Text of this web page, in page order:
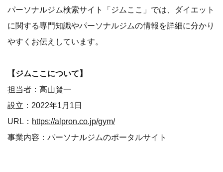
パーソナルジム検索サイト「ジムここ」では、ダイエット
に関する専門知識やパーソナルジムの情報を詳細に分かり
やすくお伝えしています。
【ジムここについて】
担当者：高山賢一
設立：2022年1月1日
URL： https://alpron.co.jp/gym/
事業内容：パーソナルジムのポータルサイト